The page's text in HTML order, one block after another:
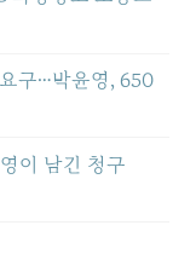
구…박윤영, 650
이 남긴 청구